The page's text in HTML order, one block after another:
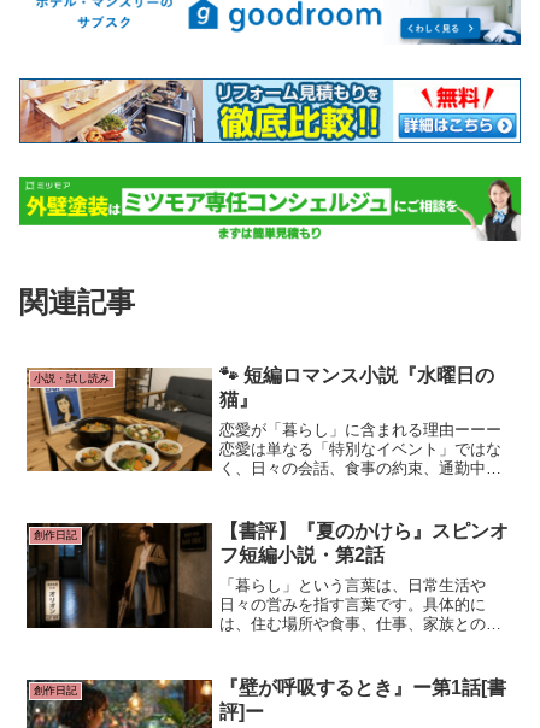
関連記事
小説・試し読み
🐾 短編ロマンス小説『水曜日の
猫』
恋愛が「暮らし」に含まれる理由ーーー
恋愛は単なる「特別なイベント」ではな
く、日々の会話、食事の約束、通勤中に
行動はすべて「暮らしの一部」として続
いていくものです。
創作日記
【書評】『夏のかけら』スピンオ
フ短編小説・第2話
「暮らし」という言葉は、日常生活や
日々の営みを指す言葉です。具体的に
は、住む場所や食事、仕事、家族との時
「暮らし」という言葉を使うときは、単
なる物質的な側面だけでなく、心...
創作日記
『壁が呼吸するとき』ー第1話[書
評]ー